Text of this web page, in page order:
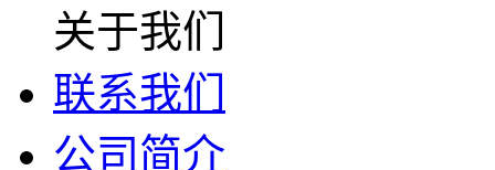
关于我们
联系我们
公司简介